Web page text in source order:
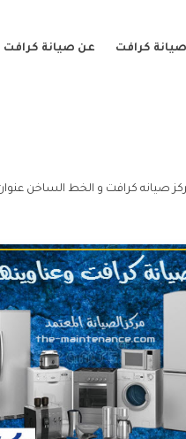
كرافت عن صيانة كرافت
صيانه كرافت و الخط الساخن